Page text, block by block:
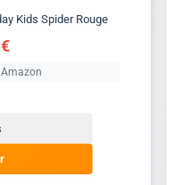
Kids Spider Rouge